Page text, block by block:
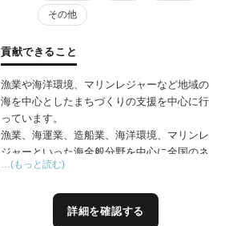
その他
貢献できること
漁業や海洋環境、マリンレジャーなど地域の
海を中心としたまちづくりの支援を中心に行
っています。
漁業、海運業、造船業、海洋環境、マリンレ
ジャーといった海全般分野を中心に全国のネ
ットワークを持っており、海洋関連やDXな
体、行政に至るまで海に関わるあらゆる分野
にネットワークを有しております。
…(もっと読む)
詳細を確認する